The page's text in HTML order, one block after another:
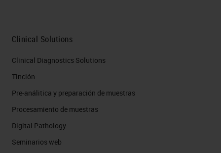
Clinical Solutions
Clinical Diagnostics Solutions
Tinción
Pre-análitica y preparación de muestras
Procesamiento de muestras
Digital Pathology
Seminarios web